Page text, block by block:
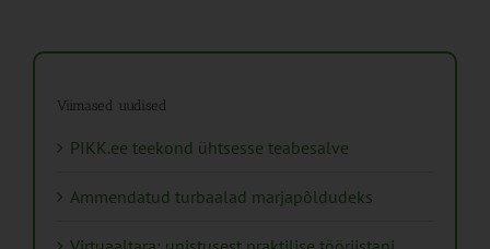
Viimased uudised
PIKK.ee teekond ühtsesse teabesalve
Ammendatud turbaalad marjapõldudeks